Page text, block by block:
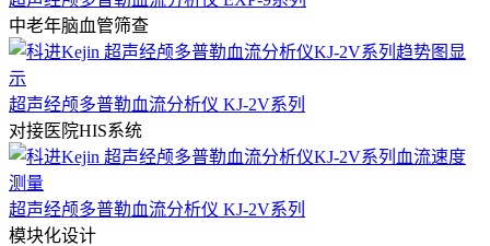
中老年脑血管筛查
超声经颅多普勒血流分析仪 KJ-2V系列
对接医院HIS系统
超声经颅多普勒血流分析仪 KJ-2V系列
模块化设计